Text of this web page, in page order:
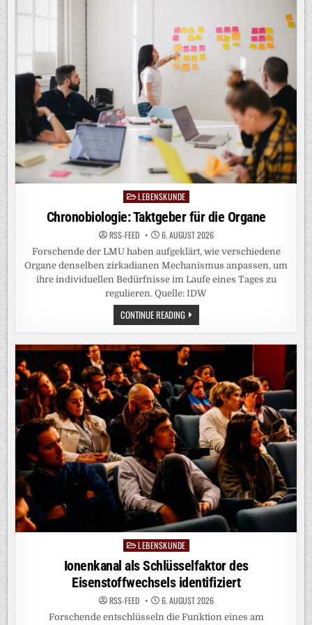
PostedLEBENSKUNDE
Chronobiologie: Taktgeber für die Organe
RSS-FEED 6. AUGUST 2026
Forschende der LMU haben aufgeklärt, wie verschiedene
Organe denselben zirkadianen Mechanismus anpassen, um
ihre individuellen Bedürfnisse im Laufe eines Tages zu
regulieren. Quelle: IDW
CONTINUE READINGCHRONOBIOLOGIE:
TAKTGEBER
FÜR
ORGANE
PostedLEBENSKUNDE
Ionenkanal als Schlüsselfaktor des
Eisenstoffwechsels identifiziert
RSS-FEED 6. AUGUST 2026
Forschende entschlüsseln die Funktion eines am